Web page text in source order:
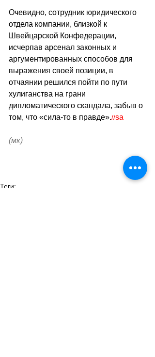
Очевидно, сотрудник юридического
отдела компании, близкой к
Швейцарской Конфедерации,
исчерпав арсенал законных и
аргументированных способов для
выражения своей позиции, в
отчаянии решился пойти по пути
хулиганства на грани
дипломатического скандала, забыв о
том, что «сила-то в правде».//sa
(мк)
Теги: